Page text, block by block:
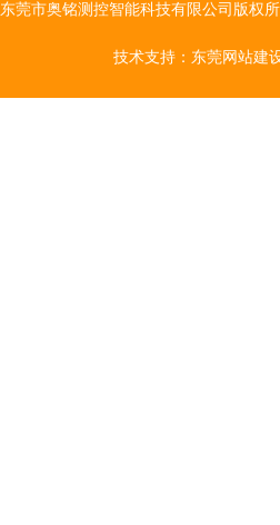
东莞市奥铭测控智能科技有限公司版权
技术支持： 东莞网站建